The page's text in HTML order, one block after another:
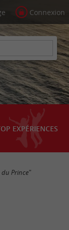
Connexion
EXPÉRIENCES
du Prince"